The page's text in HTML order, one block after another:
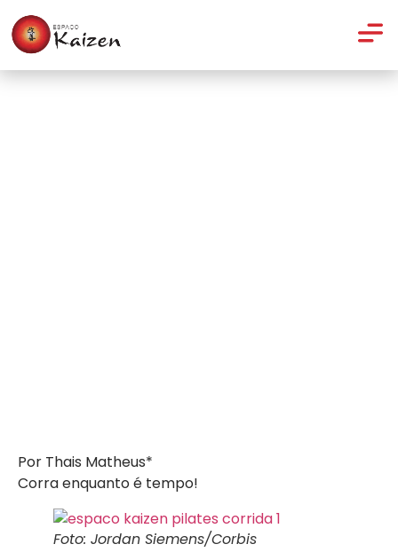
Por Thais Matheus*
Corra enquanto é tempo!
Foto: Jordan Siemens/Corbis